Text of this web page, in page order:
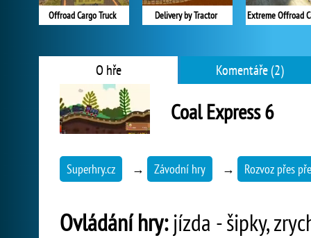
Offroad Cargo Truck Delivery by Tractor Extreme Offroad
O hře Komentáře (2)
Coal Express 6
Superhry.cz → Závodní hry → Rozvoz přes
Ovládání hry:jízda - šipky,